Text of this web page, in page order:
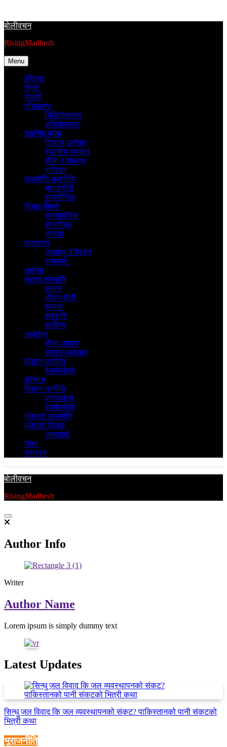
content
बाेलीवचन
RisingMadhesh
Menu
इंग्लिस
हिन्दी
नेपाली
पाँडकास्ट
भिडियाेकास्ट
अडियाेकास्ट
राइजिंग-मधेश
विकास-पूर्वाधार
स्थानीय सरकार
सीमा र सम्बन्ध
पालिका
राजनीति-कुटनीति
भूराजनीति
राजनीतिक
विचार-विमर्श
समसामयिक
सामाजिक
जनमत
वातावरण
जलवायु परिवर्तन
वन्यजन्तु
आलेख
समाज-संस्कृति
समाज
जीवन-शैली
सम्पदा
संस्कृति
साहित्य
अर्थतंत्र
सीमा-व्यापार
व्यापार-व्यवसाय
विज्ञान-प्रविधि
टेक्नोलोजी
इतिहास
विज्ञान-प्रविधि
जनआवाज
टेक्नोलोजी
मधेशकाे राजनीति
मधेशकाे विचार
अन्तर्वार्ता
शिक्षा
स्वास्थ्य
बाेलीवचन
RisingMadhesh
Author Info
Writer
Author Name
Lorem ipsum is simply dummy text
Latest Updates
सिन्धु जल विवाद कि जल व्यवस्थापनको संकट? पाकिस्तानको पानी संकटको
भित्री कथा
भूराजनीति